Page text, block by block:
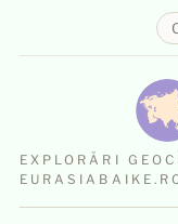
EXPLORĂRI